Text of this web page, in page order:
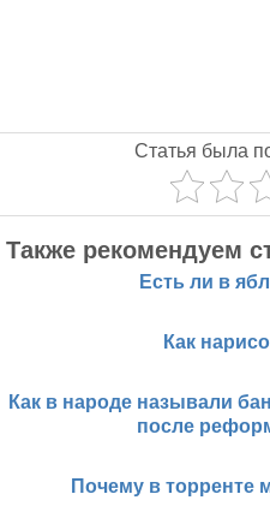
Статья была
Также рекомендуем
Есть ли в
Как
Как в народе называли
после
Почему в торренте